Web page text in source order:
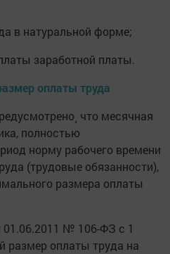
в натуральной форме;
заработной платы.
оплаты труда
что месячная
полностью
норму рабочего времени
(трудовые обязанности),
размера оплаты
№ 106-ФЗ с 1
оплаты труда на